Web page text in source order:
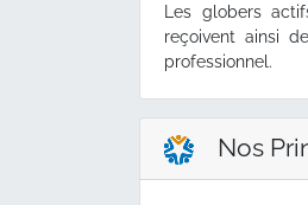
Les globers
reçoivent ainsi
professionnel.
Nos